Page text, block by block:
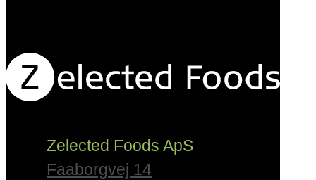
Zelected Foods ApS
Faaborgvej 14